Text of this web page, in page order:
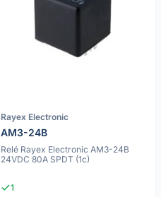
Rayex Electronic
AM3-24B
Relé Rayex Electronic AM3-24B
24VDC 80A SPDT (1c)
1